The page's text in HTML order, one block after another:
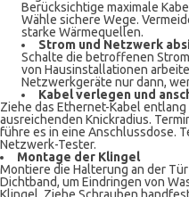
Berücksichtige maximale
Wähle sichere Wege.
starke Wärmequellen.
Strom und Netzwerk
Schalte die betroffenen
von Hausinstallationen
Netzwerkgeräte nur dann,
Kabel verlegen und
Ziehe das Ethernet-Kabel
ausreichenden Knickradius.
führe es in eine Anschlussdose.
Netzwerk-Tester.
Montage der Klingel
Montiere die Halterung an der
Dichtband, um Eindringen von